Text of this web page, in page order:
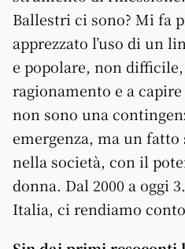
Ballestri ci sono? Mi fa
apprezzato l’uso di un
e popolare, non
ragionamento e a
non sono una
emergenza, ma un
nella società, con il
donna. Dal 2000 a oggi
Italia, ci rendiamo